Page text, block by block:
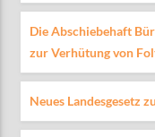
Die Abschiebehaft
zur Verhütung von
Neues Landesgesetz